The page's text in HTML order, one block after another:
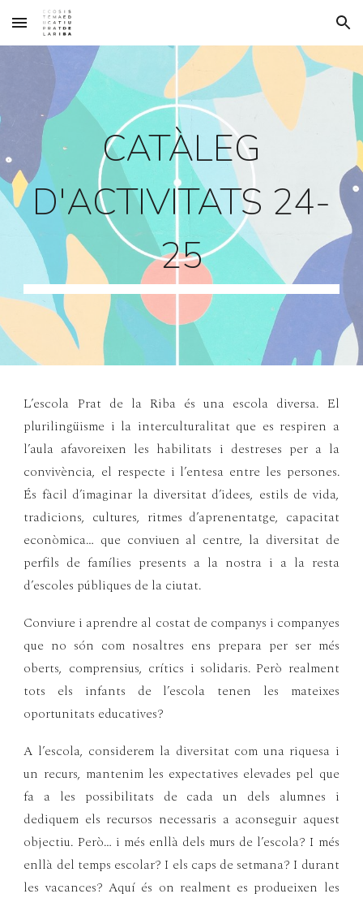
Skip to main content Skip to navigation
CATÀLEG
D'ACTIVITATS 24-
25
L’escola Prat de la Riba és una escola diversa. El
plurilingüisme i la interculturalitat que es respiren a
l’aula afavoreixen les habilitats i destreses per a la
convivència, el respecte i l’entesa entre les persones.
És fàcil d’imaginar la diversitat d’idees, estils de vida,
tradicions, cultures, ritmes d’aprenentatge, capacitat
econòmica… que conviuen al centre, la diversitat de
perfils de famílies presents a la nostra i a la resta
d’escoles públiques de la ciutat.
Conviure i aprendre al costat de companys i companyes
que no són com nosaltres ens prepara per ser més
oberts, comprensius, crítics i solidaris. Però realment
tots els infants de l’escola tenen les mateixes
oportunitats educatives?
A l’escola, considerem la diversitat com una riquesa i
un recurs, mantenim les expectatives elevades pel que
fa a les possibilitats de cada un dels alumnes i
dediquem els recursos necessaris a aconseguir aquest
objectiu. Però… i més enllà dels murs de l’escola? I més
enllà del temps escolar? I els caps de setmana? I durant
les vacances? Aquí és on realment es produeixen les